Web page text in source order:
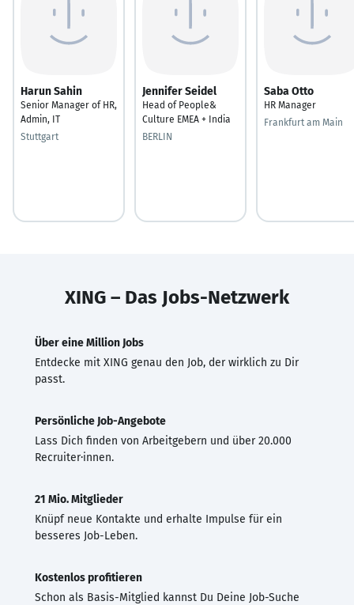
Harun Sahin
Senior Manager of HR,
Admin, IT
Stuttgart
Jennifer Seidel
Head of People&
Culture EMEA + India
BERLIN
Saba Otto
HR Manager
Frankfurt am Main
XING – Das Jobs-Netzwerk
Über eine Million Jobs
Entdecke mit XING genau den Job, der wirklich zu Dir
passt.
Persönliche Job-Angebote
Lass Dich finden von Arbeitgebern und über 20.000
Recruiter·innen.
21 Mio. Mitglieder
Knüpf neue Kontakte und erhalte Impulse für ein
besseres Job-Leben.
Kostenlos profitieren
Schon als Basis-Mitglied kannst Du Deine Job-Suche